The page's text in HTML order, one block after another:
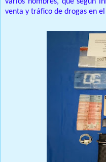
varios hombres, que según
venta y tráfico de drogas en